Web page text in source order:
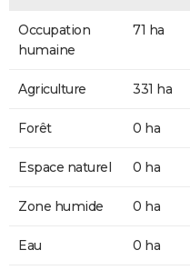
Occupation
humaine
71 ha
Agriculture 331 ha
Forêt 0 ha
Espace naturel 0 ha
Zone humide 0 ha
Eau 0 ha